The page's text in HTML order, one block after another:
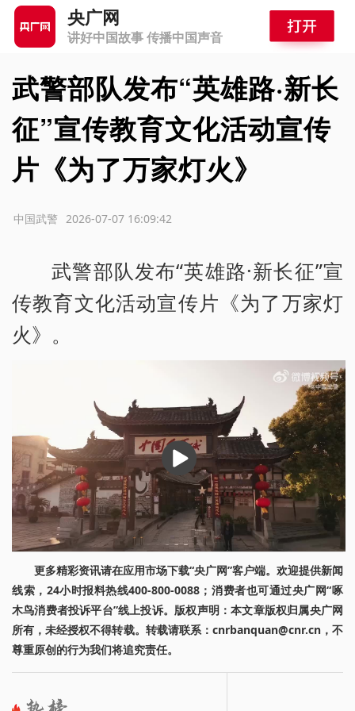
央广网
讲好中国故事 传播中国声音
武警部队发布“英雄路·新长
征”宣传教育文化活动宣传
片《为了万家灯火》
2026-07-07 16:09:42
中国武警
武警部队发布“英雄路·新长征”宣
传教育文化活动宣传片《为了万家灯
火》。
播
放
更多精彩资讯请在应用市场下载“央广网”客户端。欢迎提供新闻
线索，24小时报料热线400-800-0088；消费者也可通过央广网“啄
木鸟消费者投诉平台”线上投诉。版权声明：本文章版权归属央广网
所有，未经授权不得转载。转载请联系：cnrbanquan@cnr.cn，不
尊重原创的行为我们将追究责任。